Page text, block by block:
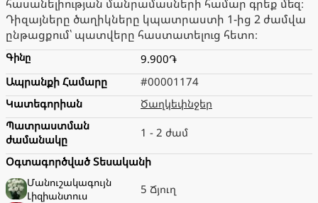
հասանելիության մանրամասների համար գրեք մեզ։
Դիզայները ծաղիկները կպատրաստի 1-ից 2 ժամվա
ընթացքում՝ պատվերը հաստատելուց հետո։
Գինը
9.900֏
Ապրանքի Համարը
#00001174
Կատեգորիան
Ծաղկեփնջեր
Պատրաստման
ժամանակը
1 - 2 ժամ
Օգտագործված Տեսականի
Մանուշակագույն
Լիզիանտուս
5 Ճյուղ